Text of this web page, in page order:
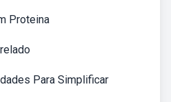
Proteina
Para Simplificar